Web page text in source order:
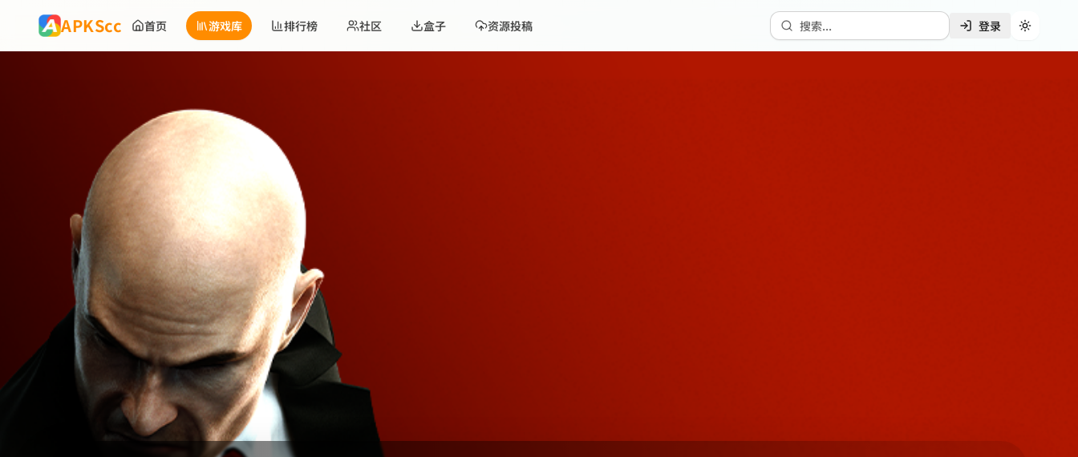
APKScc 首页 游戏库 排行榜 社区 盒子 资源投稿 搜索... 登录 切换主题